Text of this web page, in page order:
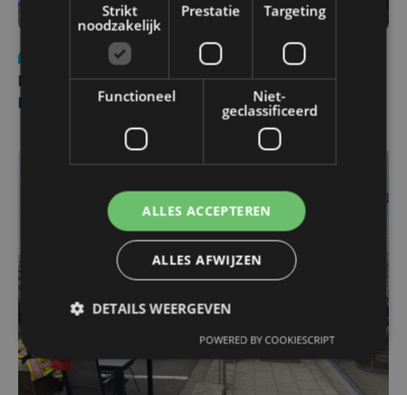
di 4 augustus | 09:32
Man en vrouw dood aangetroffen in woning in Sint-
Pieters Brugge
Strikt
noodzakelijk
Prestatie Targeting
Functioneel
Niet-
geclassificeerd
ALLES ACCEPTEREN
ALLES AFWIJZEN
DETAILS WEERGEVEN
POWERED BY COOKIESCRIPT